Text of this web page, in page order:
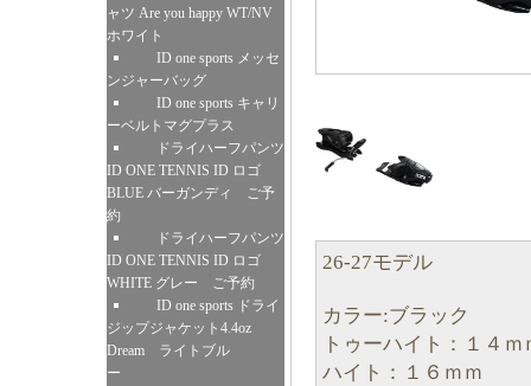
ャツ Are you happy WT/NV
ホワイト
ID one sports メッセ
ンジャーバッグ
ID one sports キャリ
ーベルトマグプラス
ドライハーフパンツ
ID ONE TENNIS ID ロゴ
BLUE バーガンディ ご予
約
ドライハーフパンツ
ID ONE TENNIS ID ロゴ
WHITE グレー ご予約
ID one sports ドライ
ジップジャケット4.4oz
Dream ライトブル
ー
26-27モデル
カラー:ブラック
トゥーハイト：１４ｍ
ハイト：１６ｍｍ